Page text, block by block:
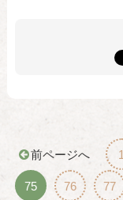
前ページへ 1
75 76 77